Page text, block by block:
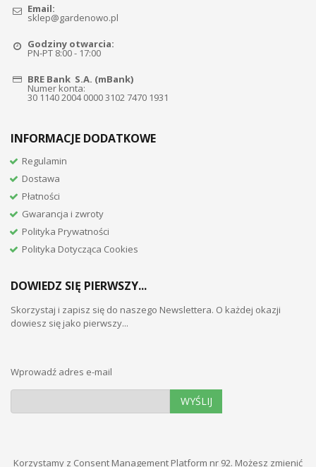
Email:
sklep@gardenowo.pl
Godziny otwarcia:
PN-PT 8:00 - 17:00
BRE Bank S.A. (mBank)
Numer konta:
30 1140 2004 0000 3102 7470 1931
INFORMACJE DODATKOWE
Regulamin
Dostawa
Płatności
Gwarancja i zwroty
Polityka Prywatności
Polityka Dotycząca Cookies
DOWIEDZ SIĘ PIERWSZY...
Skorzystaj i zapisz się do naszego Newslettera. O każdej okazji
dowiesz się jako pierwszy...
Wprowadź adres e-mail
WYŚLIJ
Korzystamy z Consent Management Platform nr 92. Możesz zmienić